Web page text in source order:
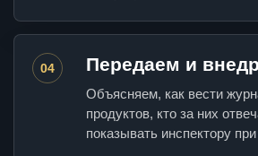
04 Передаем и
Объясняем, как вести
продуктов, кто за них
показывать инспектору